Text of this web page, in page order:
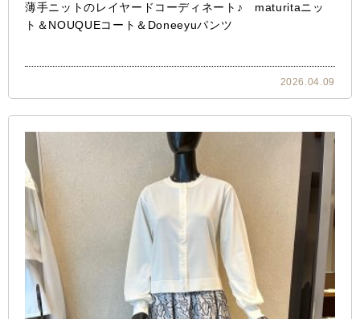
薄手ニットのレイヤードコーディネート♪ maturitaニッ
ト＆NOUQUEコート＆Doneeyuパンツ
2026.04.09